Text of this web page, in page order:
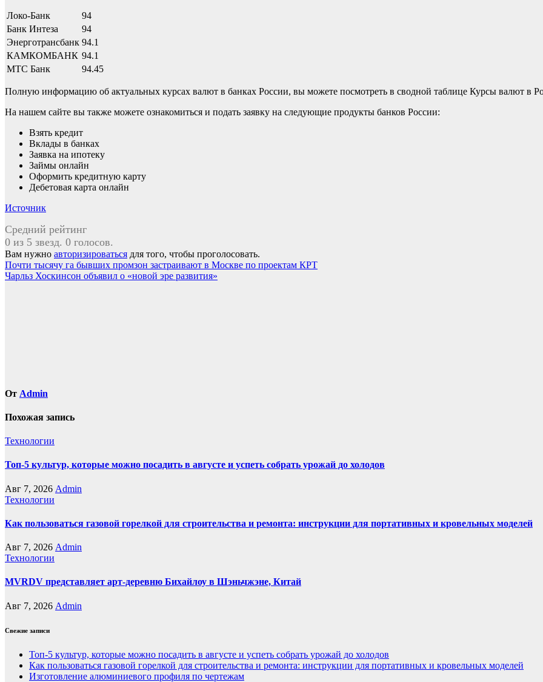
Локо-Банк
94
Банк Интеза
94
Энерготрансбанк 94.1
КАМКОМБАНК 94.1
МТС Банк
94.45
Полную информацию об актуальных курсах валют в банках России, вы можете посмотреть в сводной таблице Курсы валют в
На нашем сайте вы также можете ознакомиться и подать заявку на следующие продукты банков России:
Взять кредит
Вклады в банках
Заявка на ипотеку
Займы онлайн
Оформить кредитную карту
Дебетовая карта онлайн
Источник
Средний рейтинг
0 из 5 звезд. 0 голосов.
Вам нужно авторизироваться для того, чтобы проголосовать.
Навигация
по
Почти тысячу га бывших промзон застраивают в Москве по проектам КРТ
Чарльз Хоскинсон объявил о «новой эре развития»
От Admin
Похожая запись
Технологии
Топ-5 культур, которые можно посадить в августе и успеть собрать урожай до холодов
Авг 7, 2026 Admin
Технологии
Как пользоваться газовой горелкой для строительства и ремонта: инструкции для портативных и кровельных моделей
Авг 7, 2026 Admin
Технологии
MVRDV представляет арт-деревню Бихайлоу в Шэньчжэне, Китай
Авг 7, 2026 Admin
Свежие записи
Топ-5 культур, которые можно посадить в августе и успеть собрать урожай до холодов
Как пользоваться газовой горелкой для строительства и ремонта: инструкции для портативных и кровельных моделей
Изготовление алюминиевого профиля по чертежам